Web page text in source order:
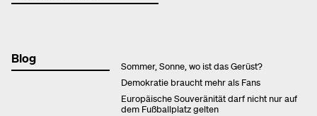
Blog
Sommer, Sonne, wo ist das Gerüst?
Demokratie braucht mehr als Fans
Europäische Souveränität darf nicht nur auf
dem Fußballplatz gelten